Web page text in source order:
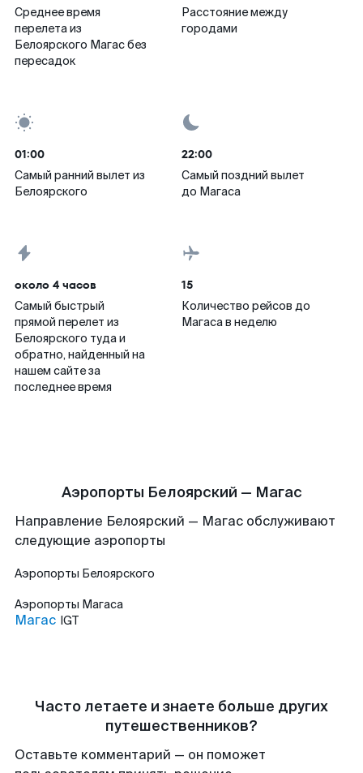
Среднее время
перелета из
Белоярского Магас без
пересадок
Расстояние между
городами
01:00
Самый ранний вылет из
Белоярского
22:00
Самый поздний вылет
до Магаса
около 4 часов
Самый быстрый
прямой перелет из
Белоярского туда и
обратно, найденный на
нашем сайте за
последнее время
15
Количество рейсов до
Магаса в неделю
Аэропорты Белоярский — Магас
Направление Белоярский — Магас обслуживают
следующие аэропорты
Аэропорты Белоярского
Аэропорты Магаса
Магас IGT
Часто летаете и знаете больше других
путешественников?
Оставьте комментарий — он поможет